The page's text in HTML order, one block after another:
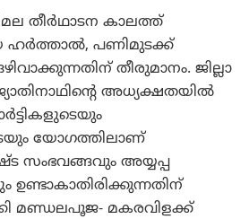
തീര്‍ഥാടന കാലത്ത്
ഹര്‍ത്താല്‍, പണിമുടക്ക്
തീരുമാനം. ജില്ലാ
അധ്യക്ഷതയില്‍
യോഗത്തിലാണ്
സംഭവങ്ങവും അയ്യപ്പ
ഉണ്ടാകാതിരിക്കുന്നതിന്
മണ്ഡലപൂജ- മകരവിളക്ക്